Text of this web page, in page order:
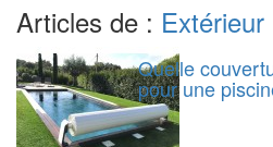
Articles de : Extérieur
Quelle
pour une